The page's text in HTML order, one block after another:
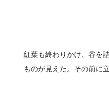
紅葉も終わりかけ、谷を
ものが見えた。その前に